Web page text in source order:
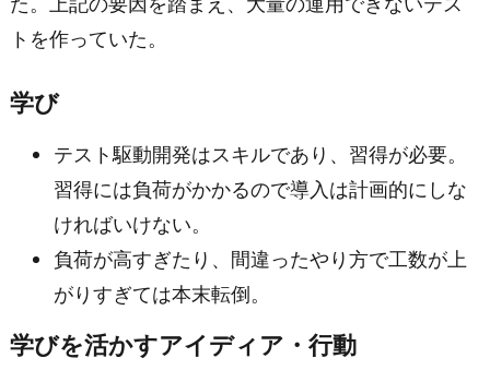
トを作っていた。
学び
テスト駆動開発はスキルであり、習得が必要。
習得には負荷がかかるので導入は計画的にしな
ければいけない。
負荷が高すぎたり、間違ったやり方で工数が上
がりすぎては本末転倒。
学びを活かすアイディア・行動